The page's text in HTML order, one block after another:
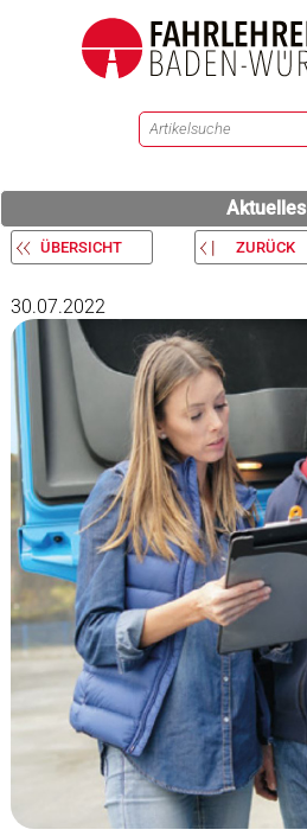
Aktuelles
ÜBERSICHT ZURÜCK
30.07.2022